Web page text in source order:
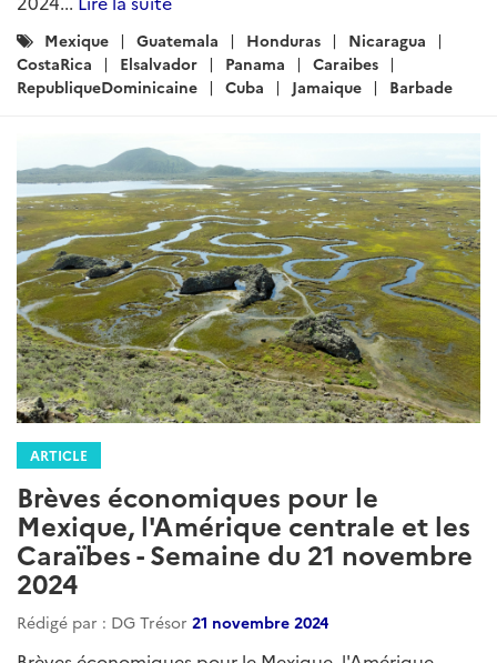
Brèves économiques pour le Mexique, l’Amérique
centrale et les Caraïbes – Semaine du 31 juillet 2025...
Lire la suite
Barbade
Saint-Christophe-et-Nieves
trinite-et-tobago
ARTICLE
Brèves économiques pour le
Mexique, l’Amérique centrale et les
Caraïbes – Semaine du 26 juin 2025